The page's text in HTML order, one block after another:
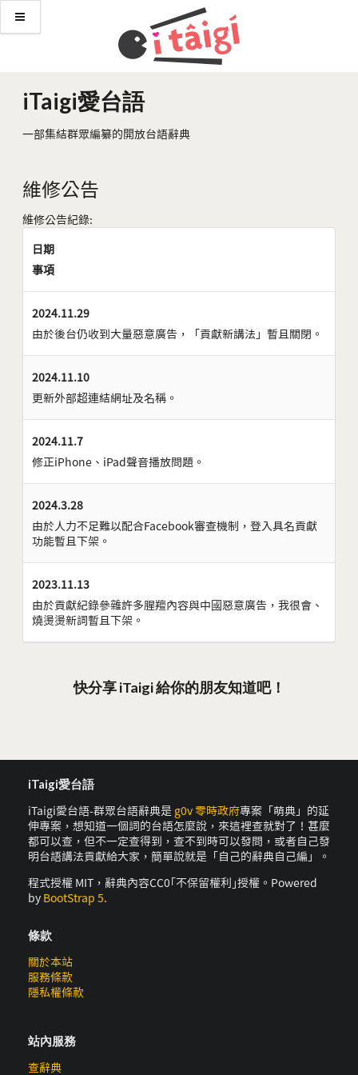
iTaigi愛台語
一部集結群眾編纂的開放台語辭典
維修公告
維修公告紀錄:
日期
事項
2024.11.29
由於後台仍收到大量惡意廣告，「貢獻新講法」暫且關閉。
2024.11.10
更新外部超連結網址及名稱。
2024.11.7
修正iPhone、iPad聲音播放問題。
2024.3.28
由於人力不足難以配合Facebook審查機制，登入具名貢獻
功能暫且下架。
2023.11.13
由於貢獻紀錄參雜許多腥羶內容與中國惡意廣告，我很會、
燒燙燙新詞暫且下架。
快分享 iTaigi 給你的朋友知道吧！
iTaigi愛台語
iTaigi愛台語-群眾台語辭典是 g0v 零時政府專案「萌典」的延
伸專案，想知道一個詞的台語怎麼說，來這裡查就對了！甚麼
都可以查，但不一定查得到，查不到時可以發問，或者自己發
明台語講法貢獻給大家，簡單說就是「自己的辭典自己編」。
程式授權 MIT，辭典內容CC0｢不保留權利｣授權。Powered
by BootStrap 5.
條款
關於本站
服務條款
隱私權條款
站內服務
查辭典